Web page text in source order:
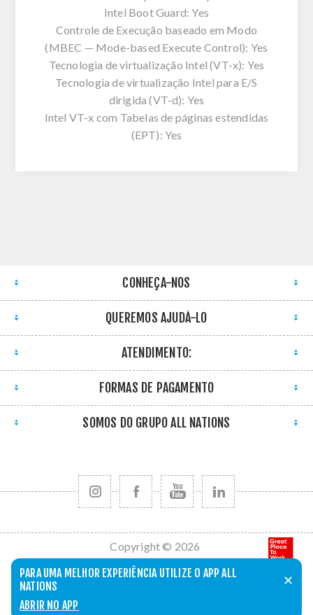
PARA UMA MELHOR EXPERIÊNCIA UTILIZE O APP ALL
NATIONS
✕
ABRIR NO APP
Intel Boot Guard: Yes
Controle de Execução baseado em Modo
(MBEC — Mode-based Execute Control): Yes
Tecnologia de virtualização Intel (VT-x): Yes
Tecnologia de virtualização Intel para E/S
dirigida (VT-d): Yes
Intel VT-x com Tabelas de páginas estendidas
(EPT): Yes
CONHEÇA-NOS
QUEREMOS AJUDÁ-LO
ATENDIMENTO:
FORMAS DE PAGAMENTO
SOMOS DO GRUPO ALL NATIONS
Copyright © 2026
All Nations. Todos
os direitos